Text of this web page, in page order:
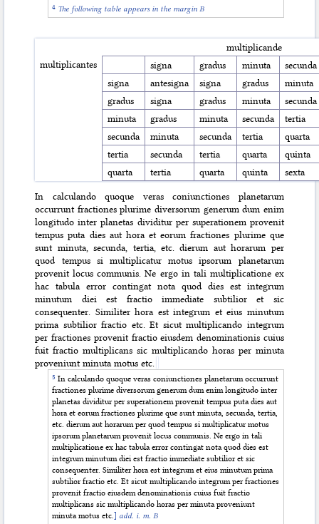
The following table appears in the margin B
multiplicande
multiplicantes
signa gradus minuta
secunda
signa
antesigna signa gradus
minuta
gradus
signa gradus minuta
secunda
minuta
gradus minuta secunda
tertia
secunda
minuta secunda tertia
quarta
tertia
secunda tertia quarta
quinta
quarta
tertia quarta quinta sexta
In calculando quoque veras coniunctiones planetarum
occurrunt fractiones plurime diversorum generum dum enim
longitudo inter planetas dividitur per superationem provenit
tempus puta dies aut hora et eorum fractiones plurime que
sunt minuta, secunda, tertia, etc. dierum aut horarum per
quod tempus si multiplicatur motus ipsorum planetarum
provenit locus communis. Ne ergo in tali multiplicatione ex
hac tabula error contingat nota quod dies est integrum
minutum diei est fractio immediate subtilior et sic
consequenter. Similiter hora est integrum et eius minutum
prima subtilior fractio etc. Et sicut multiplicando integrum
per fractiones provenit fractio eiusdem denominationis cuius
fuit fractio multiplicans sic multiplicando horas per minuta
proveniunt minuta motus etc.
In calculando quoque veras coniunctiones planetarum occurrunt
fractiones plurime diversorum generum dum enim longitudo inter
planetas dividitur per superationem provenit tempus puta dies aut
hora et eorum fractiones plurime que sunt minuta, secunda, tertia,
etc. dierum aut horarum per quod tempus si multiplicatur motus
ipsorum planetarum provenit locus communis. Ne ergo in tali
multiplicatione ex hac tabula error contingat nota quod dies est
integrum minutum diei est fractio immediate subtilior et sic
consequenter. Similiter hora est integrum et eius minutum prima
subtilior fractio etc. Et sicut multiplicando integrum per fractiones
provenit fractio eiusdem denominationis cuius fuit fractio
multiplicans sic multiplicando horas per minuta proveniunt
minuta motus etc. ] add. i. m. B